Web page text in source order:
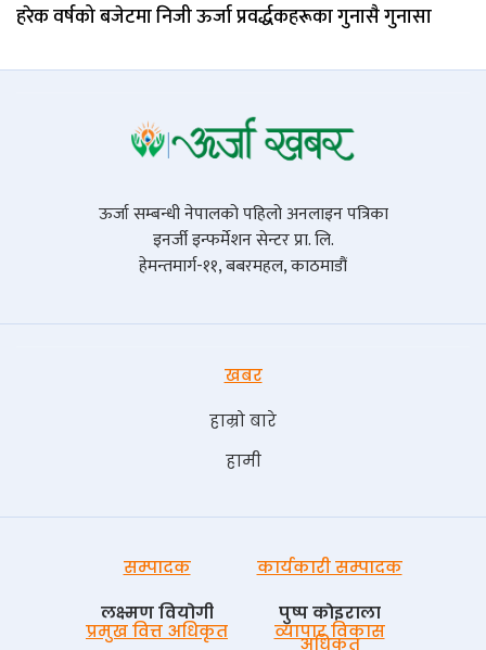
हरेक वर्षको बजेटमा निजी ऊर्जा प्रवर्द्धकहरूका गुनासै गुनासा
ऊर्जा सम्बन्धी नेपालको पहिलो अनलाइन पत्रिका
इनर्जी इन्फर्मेशन सेन्टर प्रा. लि.
हेमन्तमार्ग-११, बबरमहल, काठमाडौं
खबर
हाम्रो बारे
हामी
सम्पादक
लक्ष्मण वियोगी
कार्यकारी सम्पादक
पुष्प काेइराला
प्रमुख वित्त अधिकृत
व्यापार विकास
अधिकृत